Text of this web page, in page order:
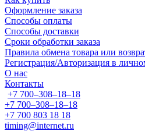
Оформление заказа
Способы оплаты
Способы доставки
Сроки обработки заказа
Правила обмена товара или
Регистрация/Авторизация в
О нас
Контакты
+7 700‒308‒18‒18
+7 700‒308‒18‒18
+7 700 803 18 18
timing@internet.ru